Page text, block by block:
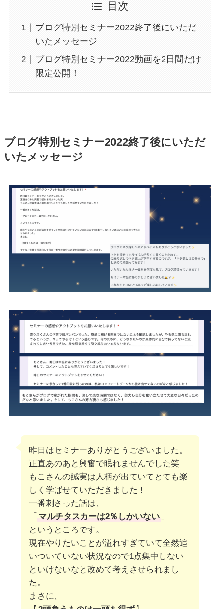
目次
ブログ特別セミナー2022終了後にいただ
いたメッセージ
ブログ特別セミナー2022動画を2日間だけ
限定公開！
ブログ特別セミナー2022終了後にいただ
いたメッセージ
昨日はセミナーありがとうございました。
正直あのあと興奮で眠れませんでした笑
もこさんの誠実は人柄が出ていてとても楽
しく学ばせていただきました！
一番刺さった話は、
「 マルチタスカーは2％しかいない 」
というところです。
現在やりたいことが溢れすぎていて全然追
いついていない状況なので1点集中しない
といけないなと改めて考えさせられまし
た。
まさに、